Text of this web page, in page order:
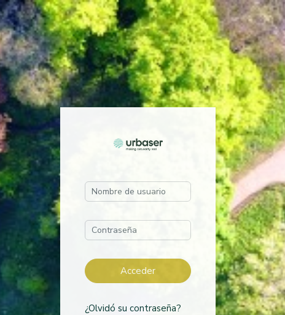
Entrar a
Nombre de usuario
Contraseña
Acceder
¿Olvidó su contraseña?